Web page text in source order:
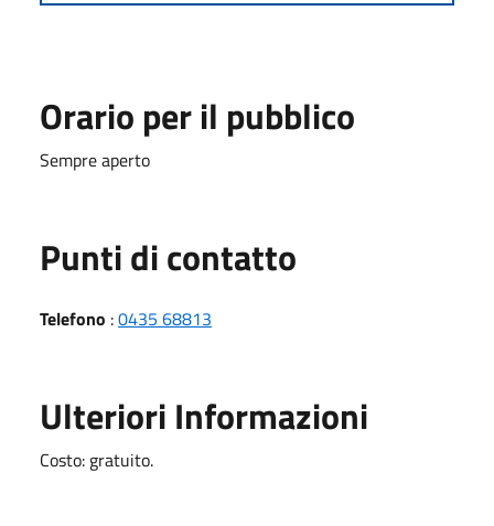
Orario per il pubblico
Sempre aperto
Punti di contatto
Telefono :0435 68813
Ulteriori Informazioni
Costo: gratuito.